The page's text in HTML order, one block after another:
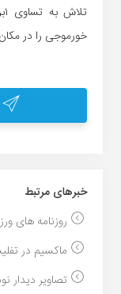
خورموجی را در
خبر‌های مرتبط
روزنامه های ورزشی
ماکسیم در
تصاویر دیدار